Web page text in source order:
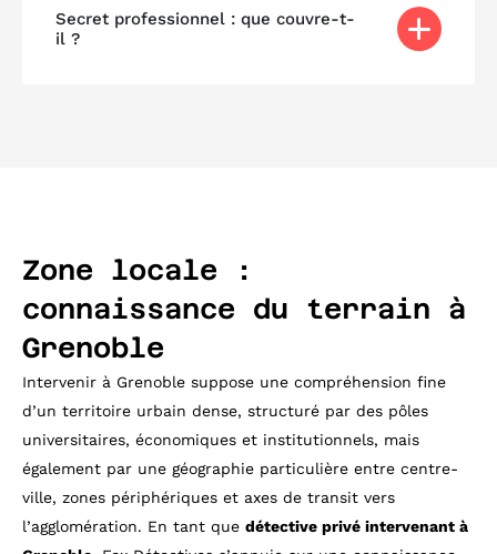
Secret professionnel : que couvre-t-
il ?
Zone locale :
connaissance du terrain à
Grenoble
Intervenir à Grenoble suppose une compréhension fine
d’un territoire urbain dense, structuré par des pôles
universitaires, économiques et institutionnels, mais
également par une géographie particulière entre centre-
ville, zones périphériques et axes de transit vers
l’agglomération. En tant que détective privé intervenant à